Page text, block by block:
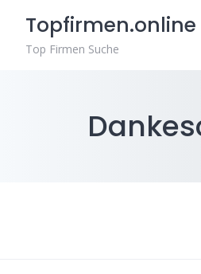
Inhalt
springen
Topfirmen.online
Top Firmen Suche